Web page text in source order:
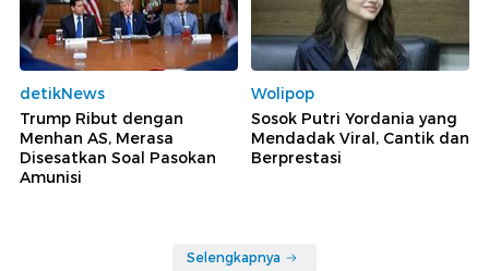
detikNews
Trump Ribut dengan
Menhan AS, Merasa
Disesatkan Soal Pasokan
Amunisi
Wolipop
Sosok Putri Yordania yang
Mendadak Viral, Cantik dan
Berprestasi
Selengkapnya